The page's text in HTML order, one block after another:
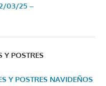
2/03/25 –
Y POSTRES
Y POSTRES NAVIDEÑOS